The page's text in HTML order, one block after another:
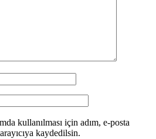
kullanılması için adım, e-posta
kaydedilsin.